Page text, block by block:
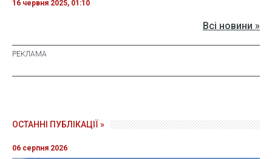
16 червня 2025, 01:10
Всі новини »
ОСТАННІ ПУБЛІКАЦІЇ »
06 серпня 2026